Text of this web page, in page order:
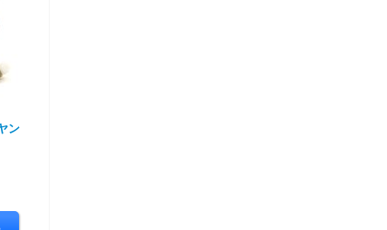
ン